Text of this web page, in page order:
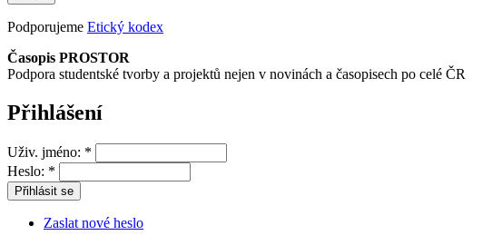
Podporujeme Etický kodex
Časopis PROSTOR
Podpora studentské tvorby a projektů nejen v novinách a časopisech po celé ČR
Přihlášení
Uživ. jméno: *
Heslo: *
Zaslat nové heslo